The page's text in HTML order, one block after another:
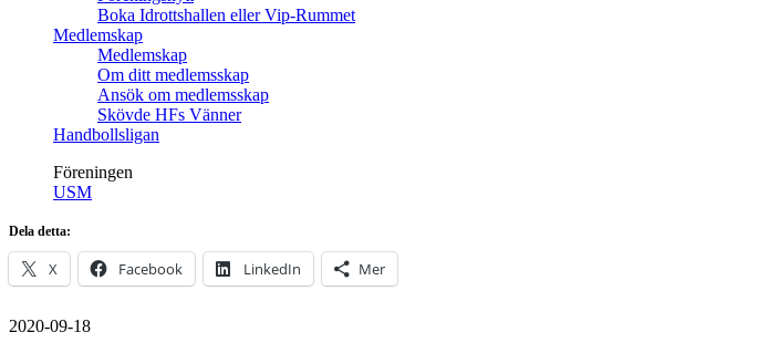
Boka Idrottshallen eller Vip-Rummet
Medlemskap
Medlemskap
Om ditt medlemsskap
Ansök om medlemsskap
Skövde HFs Vänner
Handbollsligan
Föreningen
USM
Dela detta:
X Facebook LinkedIn Mer
2020-09-18